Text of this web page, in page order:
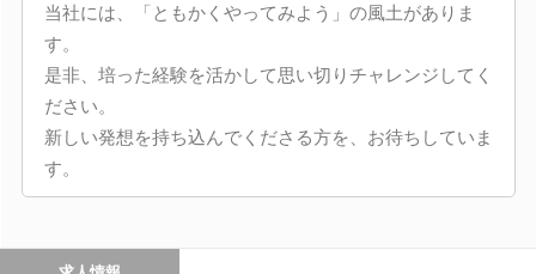
当社には、「ともかくやってみよう」の風土がありま
す。
是非、培った経験を活かして思い切りチャレンジしてく
ださい。
新しい発想を持ち込んでくださる方を、お待ちしていま
す。